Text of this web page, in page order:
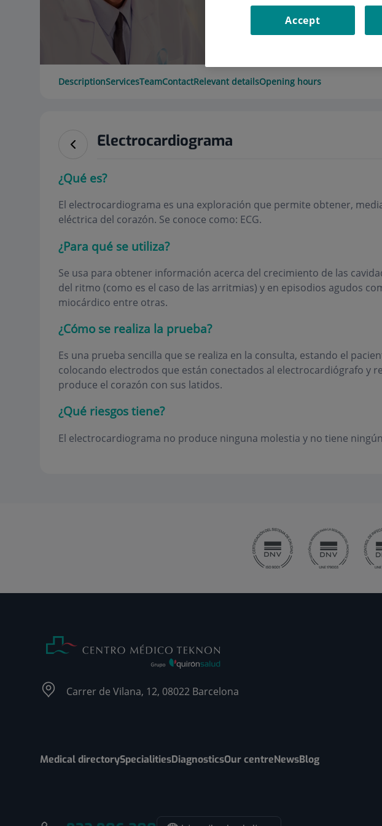
DescriptionServicesTeamContactRelevant detailsOpening hours
Electrocardiograma
¿Qué es?
El electrocardiograma es una exploración que permite obtener,
eléctrica del corazón. Se conoce como: ECG.
¿Para qué se utiliza?
Se usa para obtener información acerca del crecimiento de las
del ritmo (como es el caso de las arritmias) y en episodios agudos
miocárdico entre otras.
¿Cómo se realiza la prueba?
Es una prueba sencilla que se realiza en la consulta, estando el
colocando electrodos que están conectados al electrocardiógrafo y
produce el corazón con sus latidos.
¿Qué riesgos tiene?
El electrocardiograma no produce ninguna molestia y no tiene
Carrer de Vilana, 12, 08022 Barcelona
Medical directorySpecialitiesDiagnosticsOur centreNewsBlog
Accept